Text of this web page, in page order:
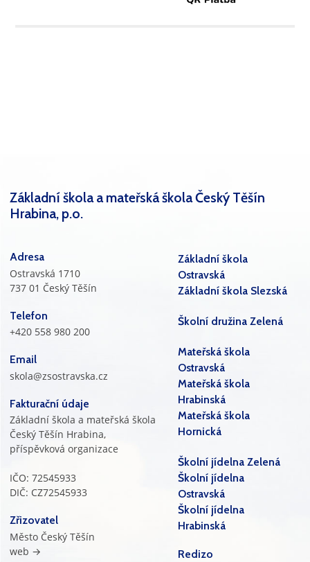
Základní škola a mateřská škola Český Těšín
Hrabina, p.o.
Adresa
Ostravská 1710
737 01 Český Těšín
Telefon
+420 558 980 200
Email
skola@zsostravska.cz
Fakturační údaje
Základní škola a mateřská škola
Český Těšín Hrabina,
příspěvková organizace
IČO: 72545933
DIČ: CZ72545933
Zřizovatel
Město Český Těšín
web →
Základní škola
Ostravská
Základní škola Slezská
Školní družina Zelená
Mateřská škola
Ostravská
Mateřská škola
Hrabinská
Mateřská škola
Hornická
Školní jídelna Zelená
Školní jídelna
Ostravská
Školní jídelna
Hrabinská
Redizo